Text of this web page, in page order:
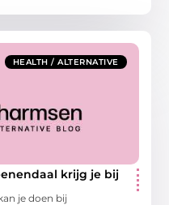
HEALTH / ALTERNATIVE
krijg je bij
je doen bij